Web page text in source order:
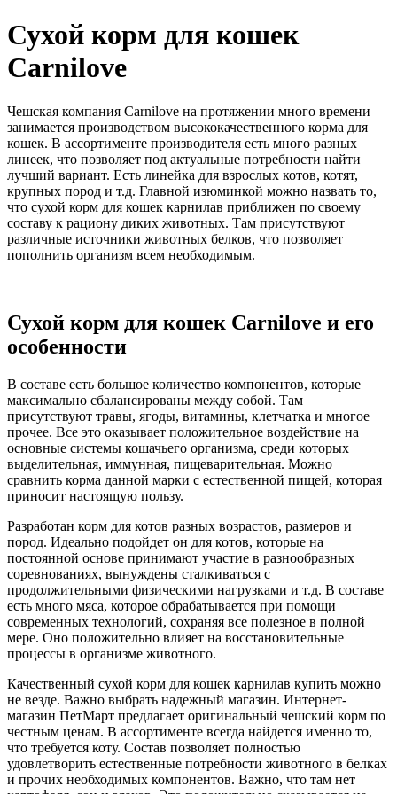
Сухой корм для кошек
Carnilove
Чешская компания Сarnilove на протяжении много времени
занимается производством высококачественного корма для
кошек. В ассортименте производителя есть много разных
линеек, что позволяет под актуальные потребности найти
лучший вариант. Есть линейка для взрослых котов, котят,
крупных пород и т.д. Главной изюминкой можно назвать то,
что сухой корм для кошек карнилав приближен по своему
составу к рациону диких животных. Там присутствуют
различные источники животных белков, что позволяет
пополнить организм всем необходимым.
Сухой корм для кошек Сarnilove и его
особенности
В составе есть большое количество компонентов, которые
максимально сбалансированы между собой. Там
присутствуют травы, ягоды, витамины, клетчатка и многое
прочее. Все это оказывает положительное воздействие на
основные системы кошачьего организма, среди которых
выделительная, иммунная, пищеварительная. Можно
сравнить корма данной марки с естественной пищей, которая
приносит настоящую пользу.
Разработан корм для котов разных возрастов, размеров и
пород. Идеально подойдет он для котов, которые на
постоянной основе принимают участие в разнообразных
соревнованиях, вынуждены сталкиваться с
продолжительными физическими нагрузками и т.д. В составе
есть много мяса, которое обрабатывается при помощи
современных технологий, сохраняя все полезное в полной
мере. Оно положительно влияет на восстановительные
процессы в организме животного.
Качественный сухой корм для кошек карнилав купить можно
не везде. Важно выбрать надежный магазин. Интернет-
магазин ПетМарт предлагает оригинальный чешский корм по
честным ценам. В ассортименте всегда найдется именно то,
что требуется коту. Состав позволяет полностью
удовлетворить естественные потребности животного в белках
и прочих необходимых компонентов. Важно, что там нет